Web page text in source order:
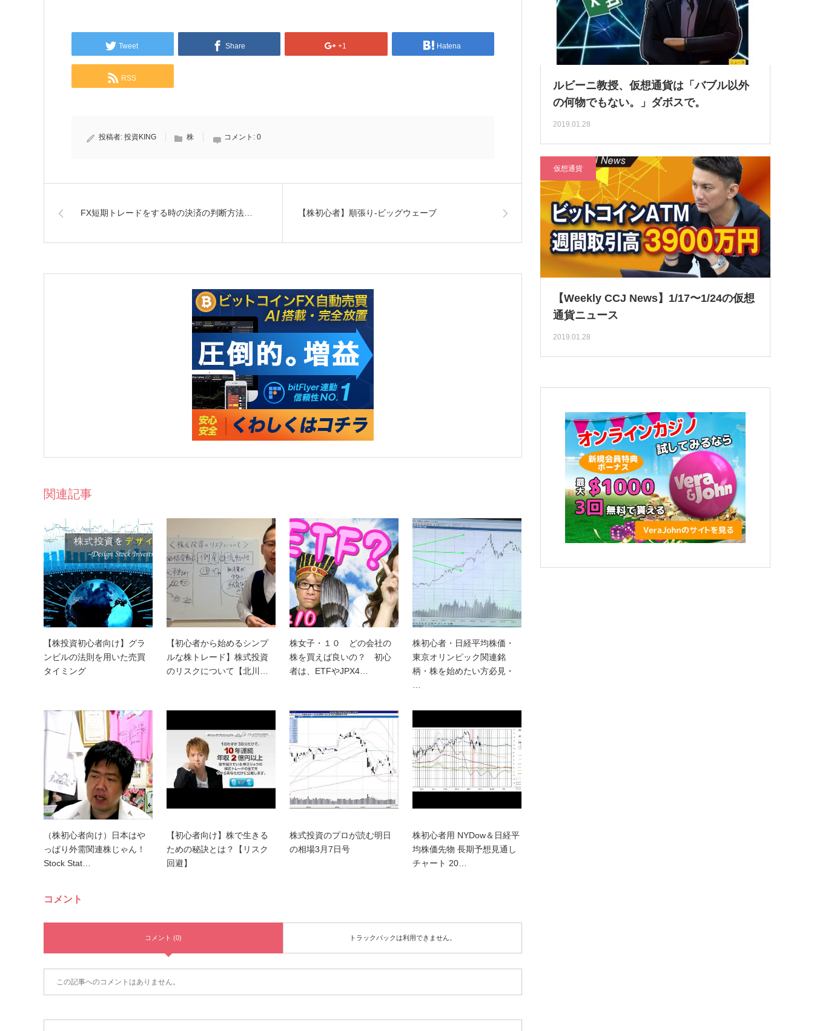
Tweet Share +1 Hatena
RSS
投稿者: 投資KING 株 コメント: 0
FX短期トレードをする時の決済の判断方法… 【株初心者】順張り‐ビッグウェーブ
関連記事
【株投資初心者向け】グラ
ンビルの法則を用いた売買
タイミング
【初心者から始めるシンプ
ルな株トレード】株式投資
のリスクについて【北川…
株女子・１０ どの会社の
株を買えば良いの？ 初心
者は、ETFやJPX4…
株初心者・日経平均株価・
東京オリンピック関連銘
柄・株を始めたい方必見・
（株初心者向け）日本はや
っぱり外需関連株じゃん！
Stock Stat…
【初心者向け】株で生きる
ための秘訣とは？【リスク
回避】
株式投資のプロが読む明日
の相場3月7日号
株初心者用 NYDow＆日経平
均株価先物 長期予想見通し
チャート 20…
コメント
コメント (0) トラックバックは利用できません。
この記事へのコメントはありません。
ルビーニ教授、仮想通貨は「バブル以外
の何物でもない。」ダボスで。
2019.01.28
仮想通貨
【Weekly CCJ News】1/17〜1/24の仮想
通貨ニュース
2019.01.28